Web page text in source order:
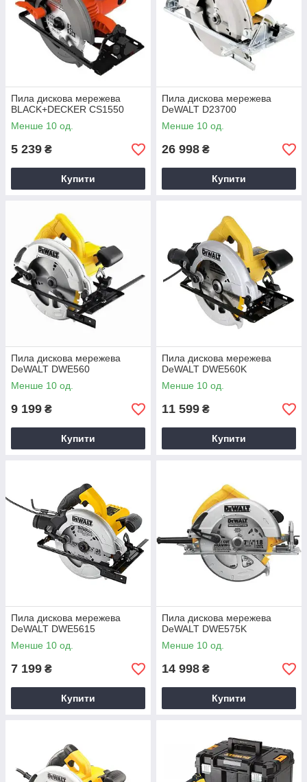
Пила дискова мережева
BLACK+DECKER CS1550
Менше 10 од.
5 239 ₴
Купити
Пила дискова мережева
DeWALT D23700
Менше 10 од.
26 998 ₴
Купити
Пила дискова мережева
DeWALT DWE560
Менше 10 од.
9 199 ₴
Купити
Пила дискова мережева
DeWALT DWE560K
Менше 10 од.
11 599 ₴
Купити
Пила дискова мережева
DeWALT DWE5615
Менше 10 од.
7 199 ₴
Купити
Пила дискова мережева
DeWALT DWE575K
Менше 10 од.
14 998 ₴
Купити